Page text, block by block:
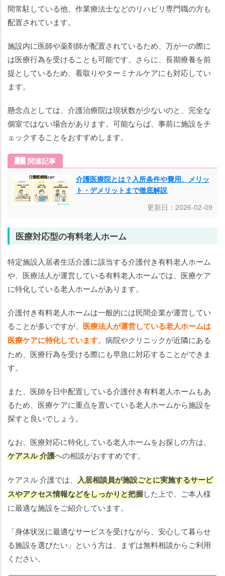
間常駐している他、作業療法士などのリハビリ専門職の方も
配置されています。
施設内に医師や薬剤師が配置されているため、万が一の際に
は医療行為を受けることも可能です。さらに、長期療養を前
提としているため、看取りやターミナルケアにも対応してい
ます。
懸念点としては、介護治療院は現状数が少ないのと、完全な
個室ではない場合があります。可能ならば、事前に施設をチ
ェックすることをおすすめします。
関連記事
介護医療院とは？入所条件や費用、メリッ
ト・デメリットまで徹底解説
更新日：2026-02-09
医療対応型の有料老人ホーム
特定施設入居者生活介護に該当する介護付き有料老人ホーム
や、医療法人が運営している有料老人ホームでは、医療ケア
に特化している老人ホームがあります。
介護付き有料老人ホームは一般的には民間企業が運営してい
ることが多いですが、 医療法人が運営している老人ホームは
医療ケアに特化しています。病院やクリニックが近隣にある
ため、医療行為を受ける際にも早急に対応することができま
す。
また、医師を日中配置している介護付き有料老人ホームもあ
るため、医療ケアに重点を置いている老人ホームから施設を
探すと良いでしょう。
なお、医療対応に特化している老人ホームをお探しの方は、
ケアスル 介護への相談がおすすめです。
ケアスル 介護では、 入居相談員が施設ごとに実施するサービ
スやアクセス情報などをしっかりと把握した上で、ご本人様
に最適な施設をご紹介しています。
「身体状況に最適なサービスを受けながら、安心して暮らせ
る施設を選びたい」という方は、まずは無料相談からご利用
ください。